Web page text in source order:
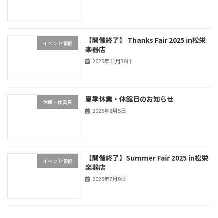
イベント情報
【開催終了】 Thanks Fair 2025 in松栄
楽器店
2025年11月30日
休館・休業日 夏季休業・休館日のお知らせ
2025年8月5日
イベント情報
【開催終了】Summer Fair 2025 in松栄
楽器店
2025年7月9日